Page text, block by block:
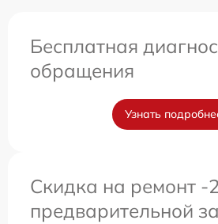
Бесплатная
обращения
Узнать
Скидка на ремонт -
предварительной